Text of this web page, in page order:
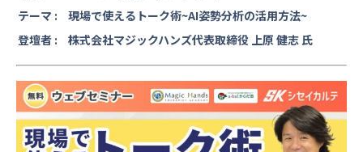
テーマ :
現場で使えるトーク術~AI姿勢分析の活用方法~
登壇者 :
株式会社マジックハンズ代表取締役 上原 健志 氏